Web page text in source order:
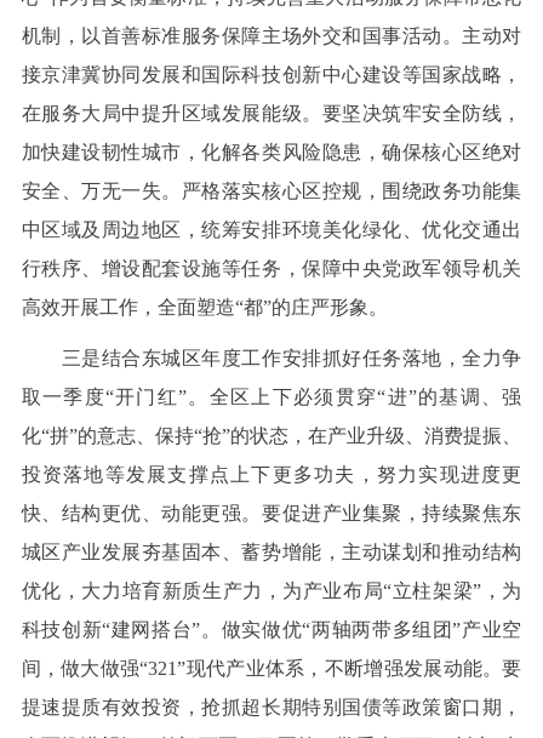
机制，以首善标准服务保障主场外交和国事活动。主动对
接京津冀协同发展和国际科技创新中心建设等国家战略，
在服务大局中提升区域发展能级。要坚决筑牢安全防线，
加快建设韧性城市，化解各类风险隐患，确保核心区绝对
安全、万无一失。严格落实核心区控规，围绕政务功能集
中区域及周边地区，统筹安排环境美化绿化、优化交通出
行秩序、增设配套设施等任务，保障中央党政军领导机关
高效开展工作，全面塑造“都”的庄严形象。
三是结合东城区年度工作安排抓好任务落地，全力争
取一季度“开门红”。全区上下必须贯穿“进”的基调、强
化“拼”的意志、保持“抢”的状态，在产业升级、消费提振、
投资落地等发展支撑点上下更多功夫，努力实现进度更
快、结构更优、动能更强。要促进产业集聚，持续聚焦东
城区产业发展夯基固本、蓄势增能，主动谋划和推动结构
优化，大力培育新质生产力，为产业布局“立柱架梁”，为
科技创新“建网搭台”。做实做优“两轴两带多组团”产业空
间，做大做强“321”现代产业体系，不断增强发展动能。要
提速提质有效投资，抢抓超长期特别国债等政策窗口期，